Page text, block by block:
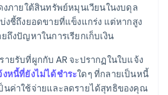
งภายใต้สินทรัพย์หมุนเวียนในงบดุล
งชี้ถึงยอดขายที่แข็งแกร่ง แต่หากสูง
ถึงปัญหาในการเรียกเก็บเงิน
รายรับที่ผูกกับ AR จะปรากฏในใบแจ้ง
งหนี้ที่ยังไม่ได้ชำระใดๆ ที่กลายเป็นหนี้
นค่าใช้จ่ายและลดรายได้สุทธิของคุณ